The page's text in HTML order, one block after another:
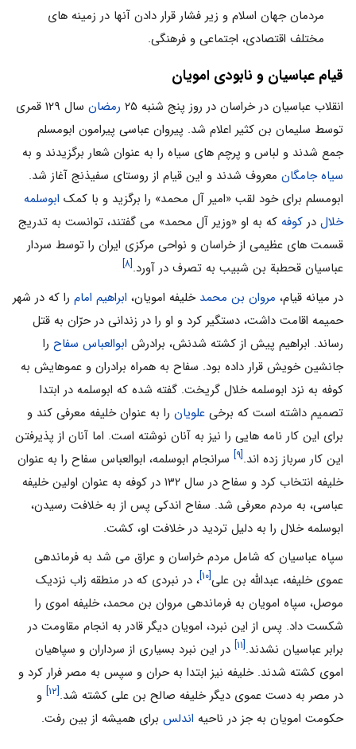
مردمان جهان اسلام و زیر فشار قرار دادن آنها در زمینه های
مختلف اقتصادی، اجتماعی و فرهنگی.
قیام عباسیان و نابودی امویان
انقلاب عباسیان در خراسان در روز پنج شنبه ۲۵ رمضان
سال ۱۲۹ قمری
توسط سلیمان بن کثیر اعلام شد. پیروان عباسی پیرامون ابومسلم
جمع شدند و لباس و پرچم های سیاه را به عنوان شعار برگزیدند و به
سیاه جامگان معروف شدند و این قیام از روستای سفیذنج آغاز شد.
ابومسلم برای خود لقب «امیر آل محمد» را برگزید و با کمک ابوسلمه
خلال در کوفه که به او «وزیر آل محمد» می گفتند، توانست به تدریج
قسمت های عظیمی از خراسان و نواحی مرکزی ایران را توسط سردار
عباسیان قحطبة بن شبیب به تصرف در آورد.[۸]
در میانه قیام، مروان بن محمد خلیفه امویان، ابراهیم امام را که در شهر
حمیمه اقامت داشت، دستگیر کرد و او را در زندانی در حرّان به قتل
رساند. ابراهیم پیش از کشته شدنش، برادرش ابوالعباس سفاح را
جانشین خویش قرار داده بود. سفاح به همراه برادران و عموهایش به
کوفه به نزد ابوسلمه خلال گریخت. گفته شده که ابوسلمه در ابتدا
تصمیم داشته است که برخی علویان را به عنوان خلیفه معرفی کند و
برای این کار نامه هایی را نیز به آنان نوشته است. اما آنان از پذیرفتن
این کار سرباز زده اند.[۹]
سرانجام ابوسلمه، ابوالعباس سفاح را به عنوان
خلیفه انتخاب کرد و سفاح در سال ۱۳۲ در کوفه به عنوان اولین خلیفه
عباسی، به مردم معرفی شد. سفاح اندکی پس از به خلافت رسیدن،
ابوسلمه خلال را به دلیل تردید در خلافت او، کشت.
سپاه عباسیان که شامل مردم خراسان و عراق می شد به فرماندهی
عموی خلیفه، عبدالله بن علی[۱۰]
، در نبردی که در منطقه زاب نزدیک
موصل، سپاه امویان به فرماندهی مروان بن محمد، خلیفه اموی را
شکست داد. پس از این نبرد، امویان دیگر قادر به انجام مقاومت در
برابر عباسیان نشدند.[۱۱]
در این نبرد بسیاری از سرداران و سپاهیان
اموی کشته شدند. خلیفه نیز ابتدا به حران و سپس به مصر فرار کرد و
در مصر به دست عموی دیگر خلیفه صالح بن علی کشته شد.[۱۲]
و
حکومت امویان به جز در ناحیه اندلس برای همیشه از بین رفت.